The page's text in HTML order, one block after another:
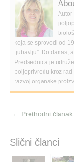
O
e
n
s
i
n
e
w
w
i
n
O
p
e
n
s
i
n
n
e
w
w
n
d
i
O
p
e
s
i
n
e
n
)
Autor
koja se sprovodi od
ljubavlju”. Do danas,
Predsednica je
poljoprivredu kroz
razvoj organske
← Prethodni članak
Slični članci